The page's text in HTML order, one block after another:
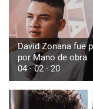
David Zonana fue
por Mano de obra
04 · 02 · 20